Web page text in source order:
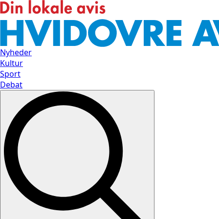
Nyheder
Kultur
Sport
Debat